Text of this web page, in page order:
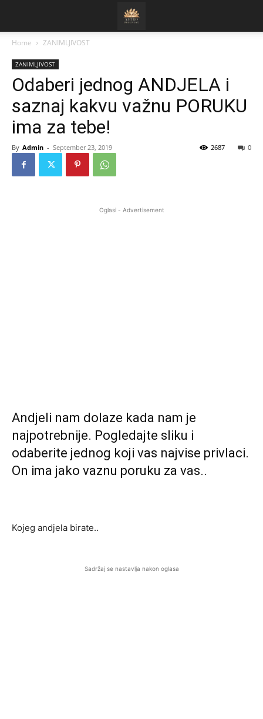
Home ZANIMLJIVOST
ZANIMLJIVOST
Odaberi jednog ANDJELA i
saznaj kakvu važnu PORUKU
ima za tebe!
By Admin - September 23, 2019 0
2687
Oglasi - Advertisement
Andjeli nam dolaze kada nam je
najpotrebnije. Pogledajte sliku i
odaberite jednog koji vas najvise privlaci.
On ima jako vaznu poruku za vas..
Kojeg andjela birate..
Sadržaj se nastavlja nakon oglasa